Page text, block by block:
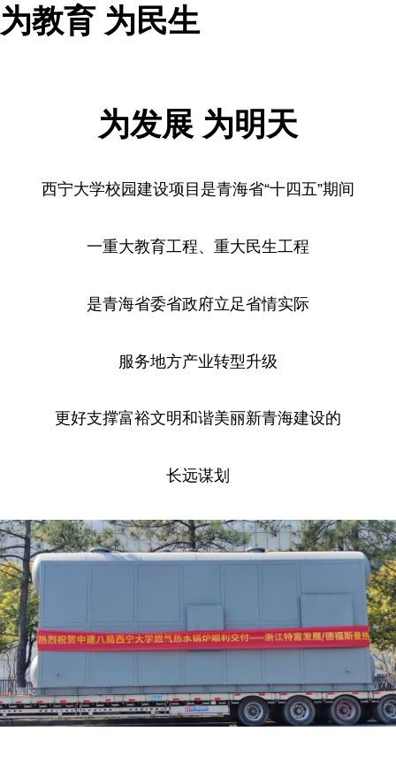
为教育 为民生
为发展 为明天
西宁大学校园建设项目是青海省“十四五”期间
一重大教育工程、重大民生工程
是青海省委省政府立足省情实际
服务地方产业转型升级
更好支撑富裕文明和谐美丽新青海建设的
长远谋划